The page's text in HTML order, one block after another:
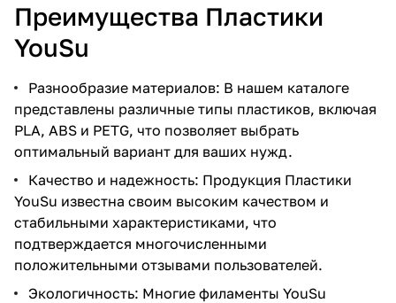
Преимущества Пластики
YouSu
Разнообразие материалов: В нашем каталоге
представлены различные типы пластиков, включая
PLA, ABS и PETG, что позволяет выбрать
оптимальный вариант для ваших нужд.
Качество и надежность: Продукция Пластики
YouSu известна своим высоким качеством и
стабильными характеристиками, что
подтверждается многочисленными
положительными отзывами пользователей.
Экологичность: Многие филаменты YouSu